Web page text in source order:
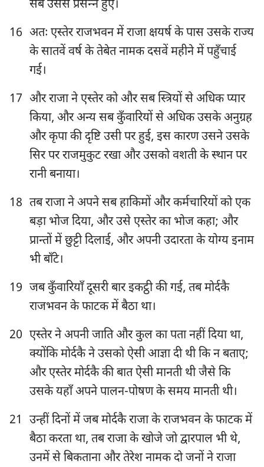
1 2 3 4 5 6
7
8
सब उससे प्रसन्‍न हुए।
16 अतः एस्तेर राजभवन में राजा क्षयर्ष के पास उसके राज्य
के सातवें वर्ष के तेबेत नामक दसवें महीने में पहुँचाई
गई।
17 और राजा ने एस्तेर को और सब स्त्रियों से अधिक प्यार
किया, और अन्य सब कुँवारियों से अधिक उसके अनुग्रह
और कृपा की दृष्टि उसी पर हुई, इस कारण उसने उसके
सिर पर राजमुकुट रखा और उसको वशती के स्थान पर
रानी बनाया।
18 तब राजा ने अपने सब हाकिमों और कर्मचारियों को एक
बड़ा भोज दिया, और उसे एस्तेर का भोज कहा; और
प्रान्तों में छुट्टी दिलाई, और अपनी उदारता के योग्य इनाम
भी बाँटे।
19 जब कुँवारियाँ दूसरी बार इकट्ठी की गई, तब मोर्दकै
राजभवन के फाटक में बैठा था।
20 एस्तेर ने अपनी जाति और कुल का पता नहीं दिया था,
क्योंकि मोर्दकै ने उसको ऐसी आज्ञा दी थी कि न बताए;
और एस्तेर मोर्दकै की बात ऐसी मानती थी जैसे कि
उसके यहाँ अपने पालन-पोषण के समय मानती थी।
21
उन्हीं दिनों में जब मोर्दकै राजा के राजभवन के फाटक में
बैठा करता था, तब राजा के खोजे जो द्वारपाल भी थे,
उनमें से बिकताना और तेरेश नामक दो जनों ने राजा